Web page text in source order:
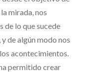
mirada, nos
lo que sucede
de algún modo nos
acontecimientos.
permitido crear